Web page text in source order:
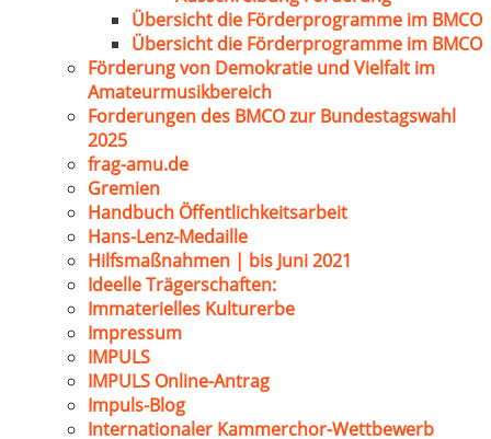
Übersicht die Förderprogramme im BMCO
Übersicht die Förderprogramme im BMCO
Förderung von Demokratie und Vielfalt im
Amateurmusikbereich
Forderungen des BMCO zur Bundestagswahl
2025
frag-amu.de
Gremien
Handbuch Öffentlichkeitsarbeit
Hans-Lenz-Medaille
Hilfsmaßnahmen | bis Juni 2021
Ideelle Trägerschaften:
Immaterielles Kulturerbe
Impressum
IMPULS
IMPULS Online-Antrag
Impuls-Blog
Internationaler Kammerchor-Wettbewerb